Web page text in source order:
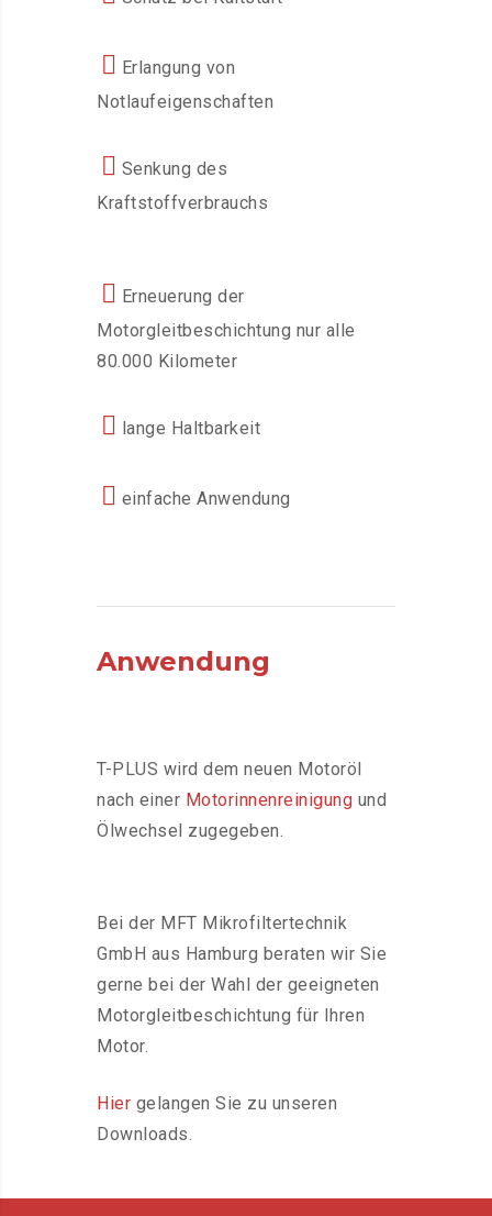
Erlangung von
Notlaufeigenschaften
Senkung des
Kraftstoffverbrauchs
Erneuerung der
Motorgleitbeschichtung nur alle
80.000 Kilometer
lange Haltbarkeit
einfache Anwendung
Anwendung
T-PLUS wird dem neuen Motoröl
nach einer Motorinnenreinigung und
Ölwechsel zugegeben.
Bei der MFT Mikrofiltertechnik
GmbH aus Hamburg beraten wir Sie
gerne bei der Wahl der geeigneten
Motorgleitbeschichtung für Ihren
Motor.
Hier gelangen Sie zu unseren
Downloads.